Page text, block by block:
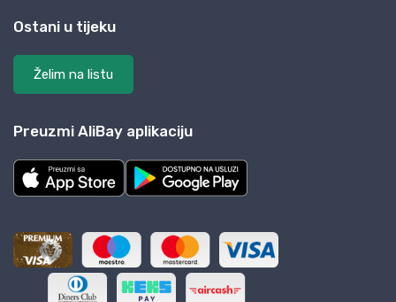
Ostani u tijeku
Želim na listu
Preuzmi AliBay aplikaciju